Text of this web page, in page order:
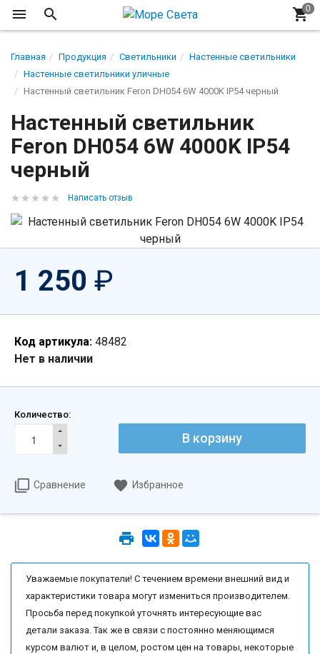
Главная Продукция Светильники
Настенные светильники
Настенные светильники уличные
Настенный светильник Feron DH054 6W 4000K IP54 черный
Настенный светильник
Feron DH054 6W 4000K IP54
черный
Написать отзыв
1 250 ₽
Код артикула: 48482
Нет в наличии
Количество:
В корзину
Сравнение Избранное
Уважаемые покупатели! С течением времени внешний вид и
характеристики товара могут измениться производителем.
Просьба перед покупкой уточнять интересующие вас
детали заказа. Так же в связи с постоянно меняющимся
курсом валют и, в целом, ростом цен на товары, некоторые